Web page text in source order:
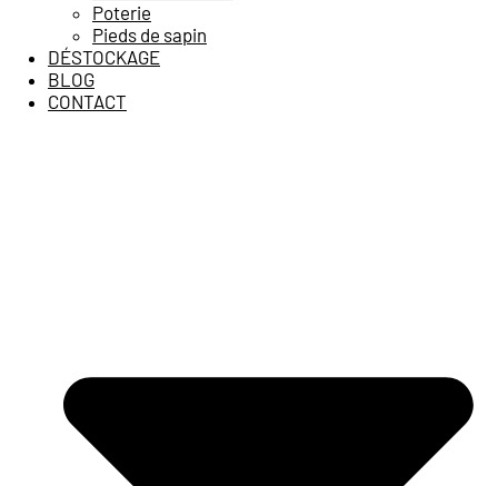
Poterie
Pieds de sapin
DÉSTOCKAGE
BLOG
CONTACT